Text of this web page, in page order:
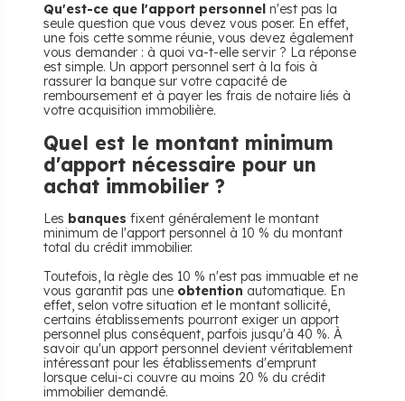
Qu'est-ce que l'apport personnel n'est pas la
seule question que vous devez vous poser. En effet,
une fois cette somme réunie, vous devez également
vous demander : à quoi va-t-elle servir ? La réponse
est simple. Un apport personnel sert à la fois à
rassurer la banque sur votre capacité de
remboursement et à payer les frais de notaire liés à
votre acquisition immobilière.
Quel est le montant minimum
d'apport nécessaire pour un
achat immobilier ?
Les banques fixent généralement le montant
minimum de l'apport personnel à 10 % du montant
total du crédit immobilier.
Toutefois, la règle des 10 % n'est pas immuable et ne
vous garantit pas une obtention automatique. En
effet, selon votre situation et le montant sollicité,
certains établissements pourront exiger un apport
personnel plus conséquent, parfois jusqu'à 40 %. À
savoir qu'un apport personnel devient véritablement
intéressant pour les établissements d'emprunt
lorsque celui-ci couvre au moins 20 % du crédit
immobilier demandé.